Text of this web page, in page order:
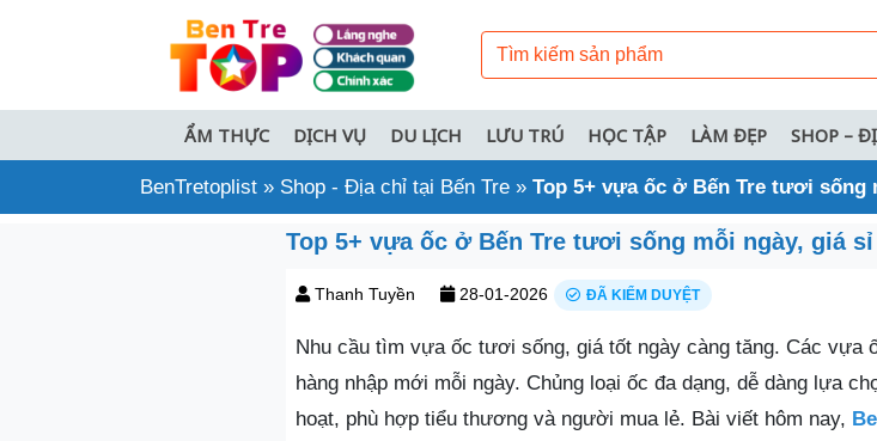
ẨM THỰC DỊCH VỤ DU LỊCH LƯU TRÚ HỌC TẬP LÀM ĐẸP SHOP –
BenTretoplist » Shop - Địa chỉ tại Bến Tre » Top 5+ vựa ốc ở Bến Tre tươi sống
Top 5+ vựa ốc ở Bến Tre tươi sống mỗi ngày, giá
Thanh Tuyền 28-01-2026 ĐÃ KIỂM DUYỆT
Nhu cầu tìm vựa ốc tươi sống, giá tốt ngày càng tăng. Các vựa
hàng nhập mới mỗi ngày. Chủng loại ốc đa dạng, dễ dàng lựa
hoạt, phù hợp tiểu thương và người mua lẻ. Bài viết hôm nay,